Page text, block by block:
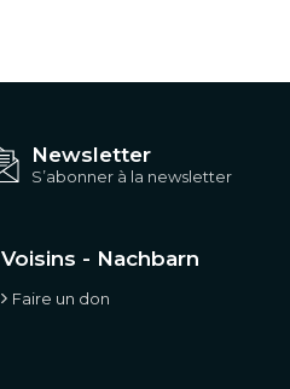
Newsletter
S’abonner à la newsletter
Voisins - Nachbarn
Faire un don